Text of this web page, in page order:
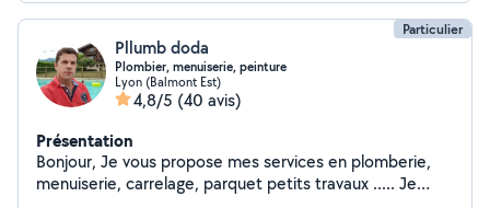
Particulier
Pllumb doda
Plombier, menuiserie, peinture
Lyon (Balmont Est)
4,8/5 (40 avis)
Présentation
Bonjour, Je vous propose mes services en plomberie,
menuiserie, carrelage, parquet petits travaux ..... Je